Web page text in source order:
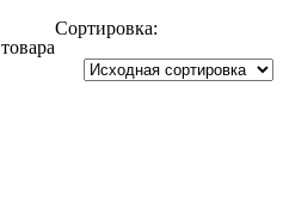
Сортировка: